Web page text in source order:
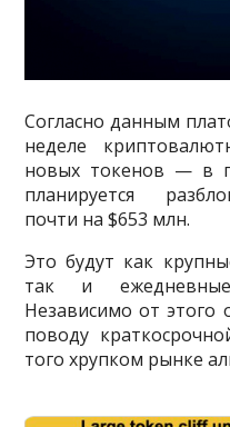
Согласно данным
неделе
новых токенов — в
планируется
почти на $653 млн.
Это будут как
так и ежедневные
Независимо от
поводу
того хрупком рынке